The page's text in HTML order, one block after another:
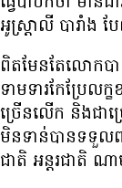
អូស្ត្រាលី បារាំង
ពិត​មែន​តែ​លោក​បា
ទាមទារ​កែប្រែ​លក្
ច្រើន​លើក និង​ជា
មិន​ទាន់​បាន​ទទួល​ព
ជាតិ អន្តរជាតិ